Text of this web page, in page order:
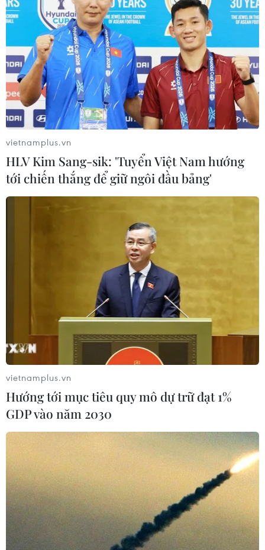
vietnamplus.vn
HLV Kim Sang-sik: 'Tuyển Việt Nam hướng
tới chiến thắng để giữ ngôi đầu bảng'
vietnamplus.vn
Hướng tới mục tiêu quy mô dự trữ đạt 1%
GDP vào năm 2030